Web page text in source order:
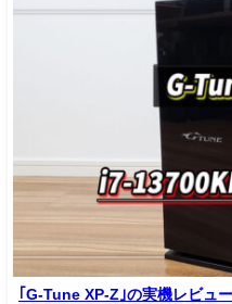
｢G-Tune XP-Z｣の実機レビュ